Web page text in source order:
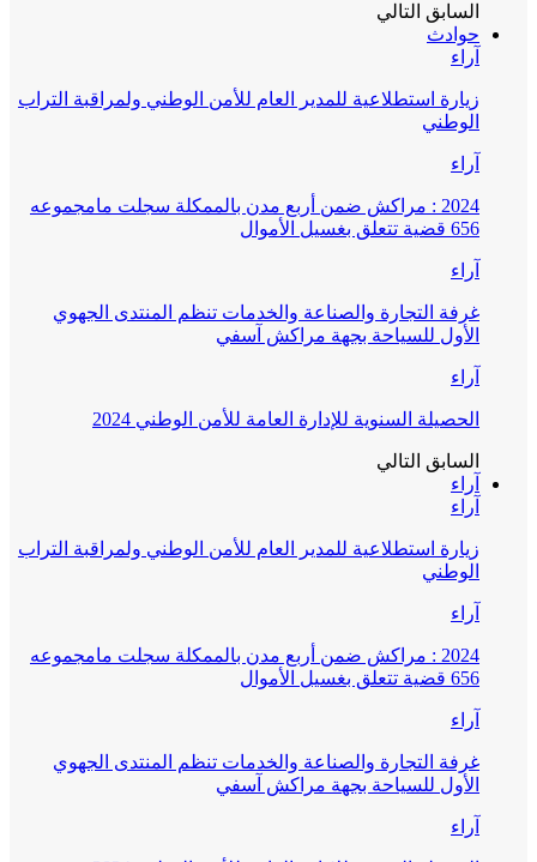
السابق التالي
حوادث
آراء
زيارة استطلاعية للمدير العام للأمن الوطني ولمراقبة التراب
الوطني
آراء
2024 : مراكش ضمن أربع مدن بالممكلة سجلت مامجموعه
656 قضية تتعلق بغسيل الأموال
آراء
غرفة التجارة والصناعة والخدمات تنظم المنتدى الجهوي
الأول للسياحة بجهة مراكش آسفي
آراء
الحصيلة السنوية للإدارة العامة للأمن الوطني 2024
السابق التالي
آراء
آراء
زيارة استطلاعية للمدير العام للأمن الوطني ولمراقبة التراب
الوطني
آراء
2024 : مراكش ضمن أربع مدن بالممكلة سجلت مامجموعه
656 قضية تتعلق بغسيل الأموال
آراء
غرفة التجارة والصناعة والخدمات تنظم المنتدى الجهوي
الأول للسياحة بجهة مراكش آسفي
آراء